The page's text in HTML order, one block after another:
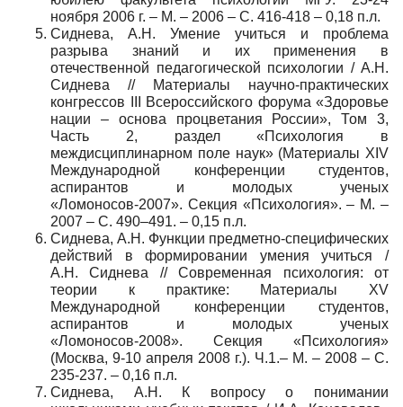
ноября 2006 г. – М. – 2006 – С. 416-418 – 0,18 п.л.
Сиднева, А.Н. Умение учиться и проблема
разрыва знаний и их применения в
отечественной педагогической психологии / А.Н.
Сиднева // Материалы научно-практических
конгрессов III Всероссийского форума «Здоровье
нации – основа процветания России», Том 3,
Часть 2, раздел «Психология в
междисциплинарном поле наук» (Материалы XIV
Международной конференции студентов,
аспирантов и молодых ученых
«Ломоносов-2007». Секция «Психология». – М. –
2007 – С. 490–491. – 0,15 п.л.
Сиднева, А.Н. Функции предметно-специфических
действий в формировании умения учиться /
А.Н. Сиднева // Современная психология: от
теории к практике: Материалы XV
Международной конференции студентов,
аспирантов и молодых ученых
«Ломоносов-2008». Секция «Психология»
(Москва, 9-10 апреля 2008 г.). Ч.1.– М. – 2008 – С.
235-237. – 0,16 п.л.
Сиднева, А.Н. К вопросу о понимании